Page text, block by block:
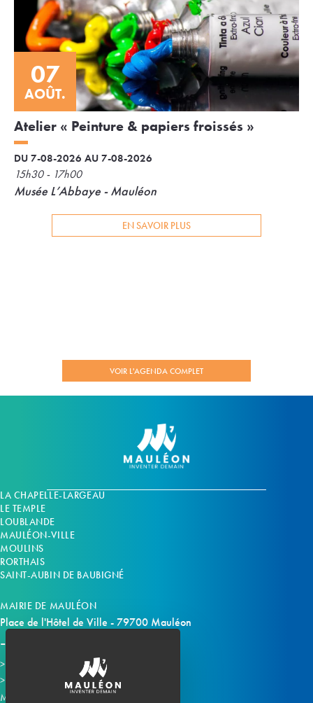
07
AOÛT.
Atelier « Peinture & papiers froissés »
DU 7-08-2026 AU 7-08-2026
15h30 - 17h00
Musée L’Abbaye - Mauléon
EN SAVOIR PLUS
VOIR L'AGENDA COMPLET
LA CHAPELLE-LARGEAU
LE TEMPLE
LOUBLANDE
MAULÉON-VILLE
MOULINS
RORTHAIS
SAINT-AUBIN DE BAUBIGNÉ
MAIRIE DE MAULÉON
Place de l'Hôtel de Ville - 79700 Mauléon
Horaires d'ouverture
Contacter la mairie
Mauléon sur les réseaux :